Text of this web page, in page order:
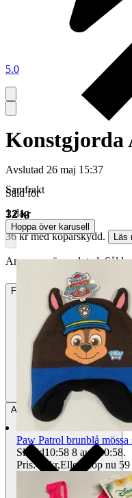
5.0
Konstgjorda
Avslutad 26 maj 15:37
Såld för
32 kr
36 kr med köparskydd.
Läs
Annonsen är avslutad. Såld
Frakt 22 kr Annat fraktsätt
Avhämtning Borås, Sverige
Samfrakt
1 dag
Hoppa över karusell
Paw Patrol brunblå mössa
Sluttid10:58 8 aug 10:58.
Pris:49 kr,Eller Köp nu